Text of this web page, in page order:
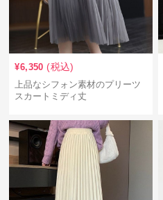
¥6,350 (税込)
上品なシフォン素材のプリーツ
スカートミディ丈